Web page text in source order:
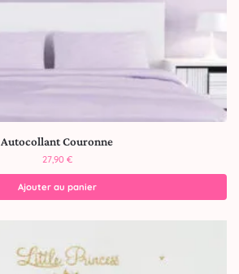
Autocollant Couronne
27,90 €
Ajouter au panier